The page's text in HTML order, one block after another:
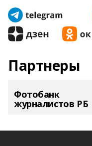
Партнеры
Фотобанк
журналистов РБ